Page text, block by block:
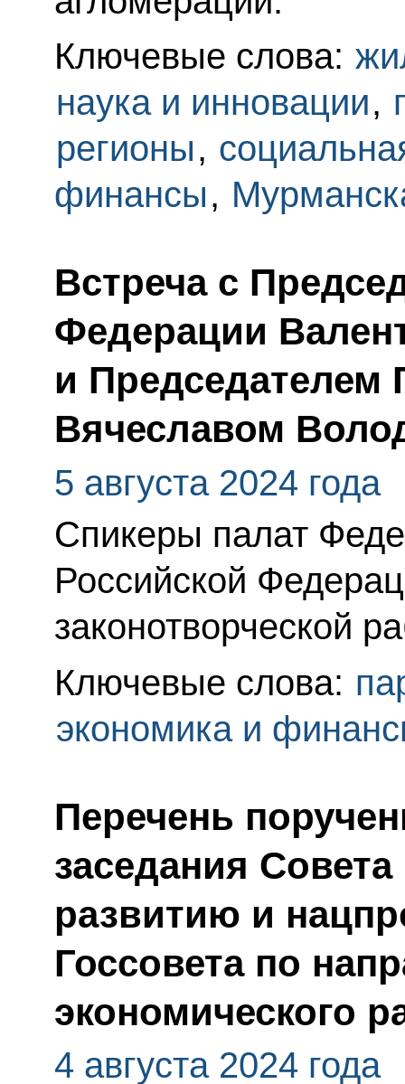
Ключевые слова:
наука и инновации,
регионы,
финансы,
Встреча с
Федерации
и Председателем
Вячеславом
5 августа 2024 года
Спикеры палат
Российской
законотворческой
Ключевые слова:
экономика и
Перечень
заседания Совета
развитию и
Госсовета по
экономического
4 августа 2024 года